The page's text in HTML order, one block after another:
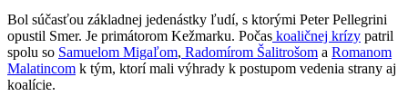
Bol súčasťou základnej jedenástky ľudí, s ktorými Peter Pellegrini
opustil Smer. Je primátorom Kežmarku. Počas koaličnej krízy patril
spolu so Samuelom Migaľom, Radomírom Šalitrošom a Romanom
Malatincom k tým, ktorí mali výhrady k postupom vedenia strany aj
koalície.